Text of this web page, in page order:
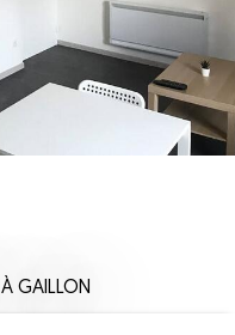
À GAILLON